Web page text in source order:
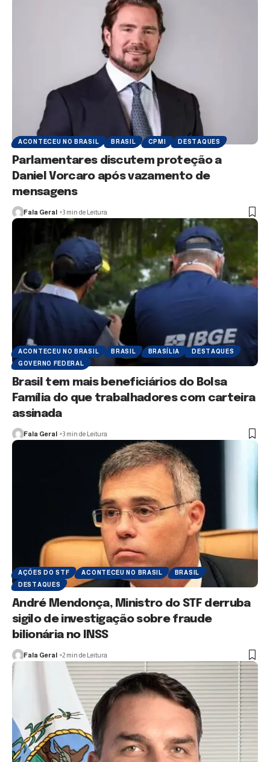
ACONTECEU NO BRASIL BRASIL CPMI DESTAQUES
Parlamentares discutem proteção a
Daniel Vorcaro após vazamento de
mensagens
Fala Geral 3 min de Leitura
ACONTECEU NO BRASIL BRASIL BRASÍLIA
DESTAQUES
GOVERNO FEDERAL
Brasil tem mais beneficiários do Bolsa
Família do que trabalhadores com carteira
assinada
Fala Geral 3 min de Leitura
AÇÕES DO STF ACONTECEU NO BRASIL
BRASIL
DESTAQUES
André Mendonça, Ministro do STF derruba
sigilo de investigação sobre fraude
bilionária no INSS
Fala Geral 2 min de Leitura